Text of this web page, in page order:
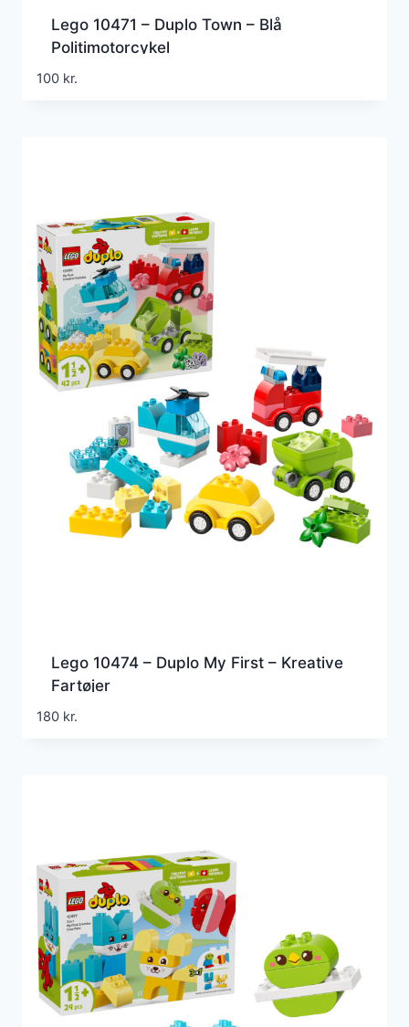
Lego 10471 – Duplo Town – Blå
Politimotorcykel
100 kr.
Lego 10474 – Duplo My First – Kreative
Fartøjer
180 kr.